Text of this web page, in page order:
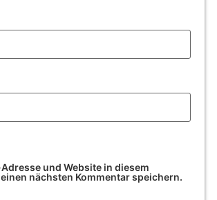
und Website in diesem
nächsten Kommentar speichern.